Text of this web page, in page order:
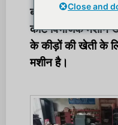
बधाई हो! जर्मनी के एक
कीट विभाजक मशीन
के कीड़ों की खेती के
मशीन है।
Close and